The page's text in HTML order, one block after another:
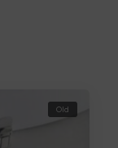
Old